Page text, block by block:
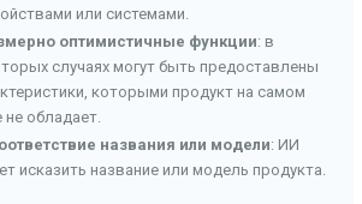
или системами.
оптимистичные функции: в
случаях могут быть предоставлены
которыми продукт на самом
не обладает.
названия или модели: ИИ
исказить название или модель продукта.